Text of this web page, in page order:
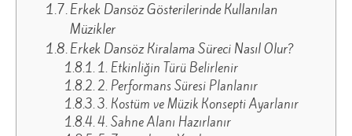
Erkek Dansöz Gösterilerinde Kullanılan
Müzikler
Erkek Dansöz Kiralama Süreci Nasıl Olur?
1. Etkinliğin Türü Belirlenir
2. Performans Süresi Planlanır
3. Kostüm ve Müzik Konsepti Ayarlanır
4. Sahne Alanı Hazırlanır